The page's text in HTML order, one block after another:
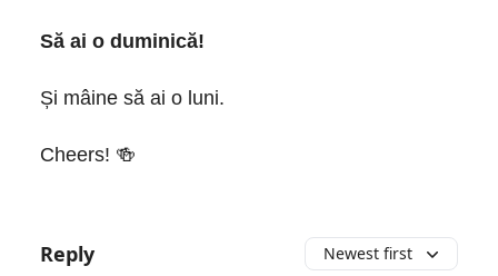
Să ai o duminică!
Și mâine să ai o luni.
Cheers! 🍻
Reply Newest first